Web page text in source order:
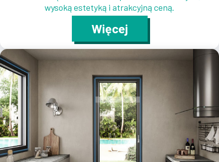
wysoką estetyką i atrakcyjną ceną.
Więcej